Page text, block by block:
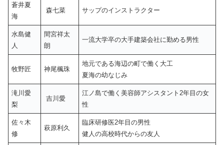
蒼井夏
海
森七菜 サップのインストラクター
水島健
人
間宮祥太
朗
一流大学卒の大手建築会社に勤める男性
牧野匠 神尾楓珠
地元である海辺の町で働く大工
夏海の幼なじみ
滝川愛
梨
吉川愛
江ノ島で働く美容師アシスタント2年目の女
性
佐々木
修
萩原利久
臨床研修医2年目の男性
健人の高校時代からの友人